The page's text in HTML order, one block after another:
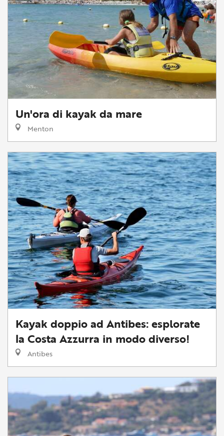
Un'ora di kayak da mare
Menton
Kayak doppio ad Antibes: esplorate
la Costa Azzurra in modo diverso!
Antibes